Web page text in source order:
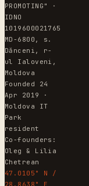
PROMOTING" ·
IDNO
1019600021765
MD-6800, s.
Dănceni, r-
ul Ialoveni,
Moldova
Founded 24
Apr 2019 ·
Moldova IT
Park
resident
Co-founders:
Oleg & Lilia
Chetrean
47.0105° N /
28.8638° E